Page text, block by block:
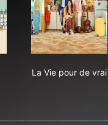
La Vie pour de vrai